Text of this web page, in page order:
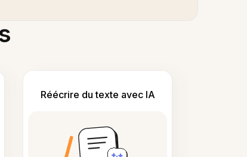
Réécrire du texte avec IA